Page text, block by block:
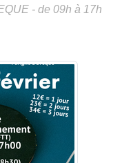
- de 09h à 17h